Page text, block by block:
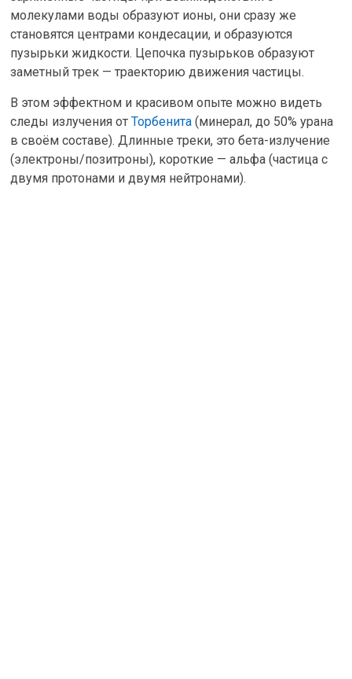
молекулами воды образуют ионы, они сразу же
становятся центрами кондесации, и образуются
пузырьки жидкости. Цепочка пузырьков образуют
заметный трек — траекторию движения частицы.
В этом эффектном и красивом опыте можно видеть
следы излучения отТорбенита (минерал, до 50% урана
в своём составе). Длинные треки, это бета-излучение
(электроны/позитроны), короткие — альфа (частица с
двумя протонами и двумя нейтронами).